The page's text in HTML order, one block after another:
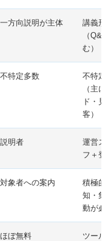
一方向説明が主体
講義形
（Q&A
む）
不特定多数
不特定
（主に
ド・見
客）
説明者
運営ス
フ＋登
対象者への案内
積極的
知・集
動が必
ほぼ無料
ツール